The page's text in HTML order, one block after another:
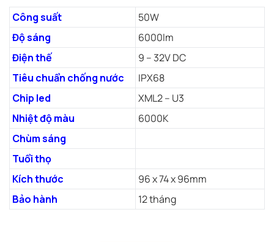
Công suất
50W
Độ sáng
6000lm
Điện thế
9 – 32V DC
Tiêu chuẩn chống nước
IPX68
Chip led
XML2 – U3
Nhiệt độ màu
6000K
Chùm sáng
Tuổi thọ
Kích thước
96 x 74 x 96mm
Bảo hành
12 tháng